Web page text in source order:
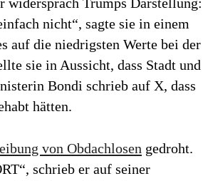
nicht“, sagte sie in einem
auf die niedrigsten Werte bei der
sie in Aussicht, dass Stadt und
Bondi schrieb auf X, dass
hätten.
von Obdachlosen gedroht.
schrieb er auf seiner